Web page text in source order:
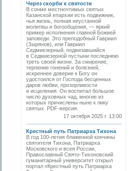
Через скорби к святости
В сонме местночтимых святых
Казанской епархии есть подвижник,
чья жизнь, полная неустанной
молитвы и богообщения, — яркий
пример исполнения главной Божией
заповеди. Это преподобный Гавриил
(Зырянов), или Гавриил
Седмиезерный, подвизавшийся
в Седмиезерной пустыни последнюю
треть своей жизни. За смирение,
терпение гонений и болезней,
искреннее доверие к Богу он
удостоился от Господа бесценных
даров любви, прозорливости
и исцеления. Он воспитал большое
число духовных чад, многие из
которых причислены ныне к лику
святых. PDF-версия.
17 октября 2025 г. 13:00
Крестный путь Патриарха Тихона
В год 100-летия блаженной кончины
святителя Тихона, Патриарха
Московского и всея России,
Православный Свято-Тихоновский
гуманитарный университет открыл
портал «Крестный путь Патриарха